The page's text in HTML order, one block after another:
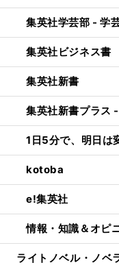
集英社学芸部 - 学
集英社ビジネス書
集英社新書
集英社新書プラス
1日5分で、明日
kotoba
e!集英社
情報・知識＆オピ
ライトノベル・ノベ